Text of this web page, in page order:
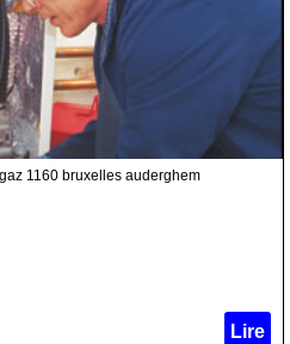
1160 bruxelles auderghem
Lire